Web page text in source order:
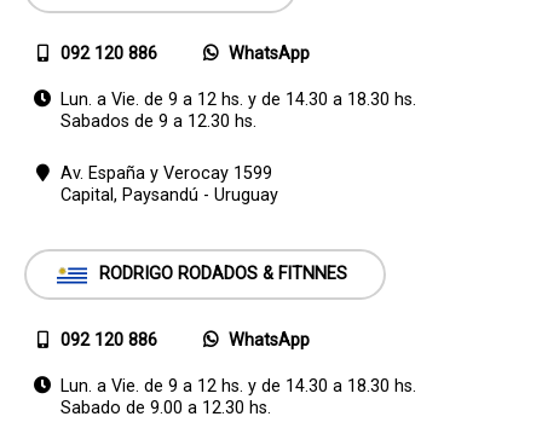
092 120 886 WhatsApp
Lun. a Vie. de 9 a 12 hs. y de 14.30 a 18.30 hs.
Sabados de 9 a 12.30 hs.
Av. España y Verocay 1599
Capital, Paysandú - Uruguay
RODRIGO RODADOS & FITNNES
092 120 886 WhatsApp
Lun. a Vie. de 9 a 12 hs. y de 14.30 a 18.30 hs.
Sabado de 9.00 a 12.30 hs.